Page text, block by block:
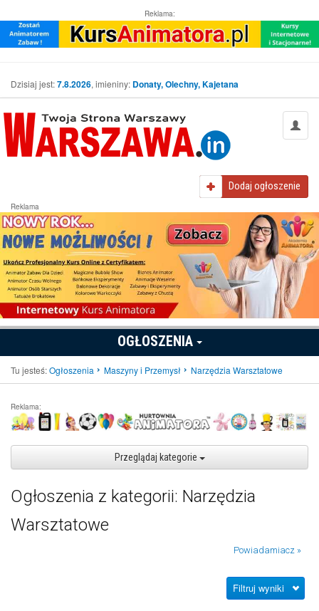
Reklama:
Dzisiaj jest:7.8.2026, imieniny: Donaty, Olechny, Kajetana
Dodaj ogłoszenie
Reklama
OGŁOSZENIA
Tu jesteś:Ogłoszenia Maszyny i Przemysł Narzędzia Warsztatowe
Reklama:
Przeglądaj kategorie
Ogłoszenia z kategorii: Narzędzia
Warsztatowe
Powiadamiacz »
Filtruj wyniki